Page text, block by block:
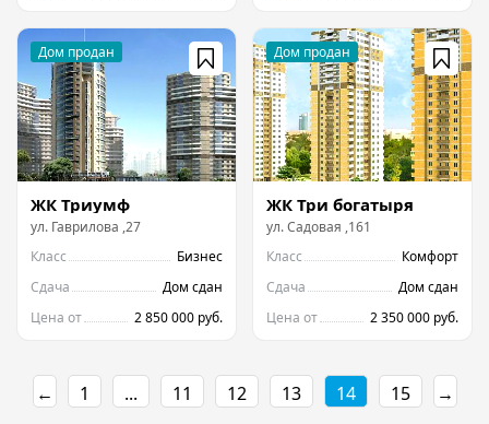
ЖК Триумф
ул. Гаврилова ,27
Класс
Бизнес
Сдача
Дом сдан
Цена от
2 850 000 руб.
ЖК Три богатыря
ул.Садовая ,161
Класс
Комфорт
Сдача
Дом сдан
Цена от
2 350 000 руб.
← 1 ... 11 12 13 14 15 →